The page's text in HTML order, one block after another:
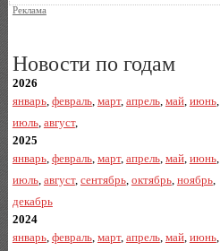
Реклама
Новости по годам
2026
январь, февраль, март, апрель, май, июнь,
июль, август,
2025
январь, февраль, март, апрель, май, июнь,
июль, август, сентябрь, октябрь, ноябрь,
декабрь
2024
январь, февраль, март, апрель, май, июнь,